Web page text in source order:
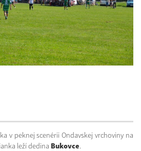
v peknej scenérii Ondavskej vrchoviny na
leží dedina Bukovce.